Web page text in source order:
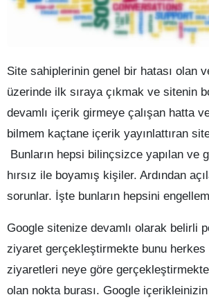
Site sahiplerinin genel bir hatası olan
üzerinde ilk sıraya çıkmak ve sitenin
devamlı içerik girmeye çalışan hatta
bilmem kaçtane içerik yayınlattıran
Bunların hepsi bilinçsizce yapılan ve
hırsız ile boyamış kişiler. Ardından
sorunlar. İşte bunların hepsini
Google sitenize devamlı olarak belirli
ziyaret gerçekleştirmekte bunu
ziyaretleri neye göre
olan nokta burası. Google